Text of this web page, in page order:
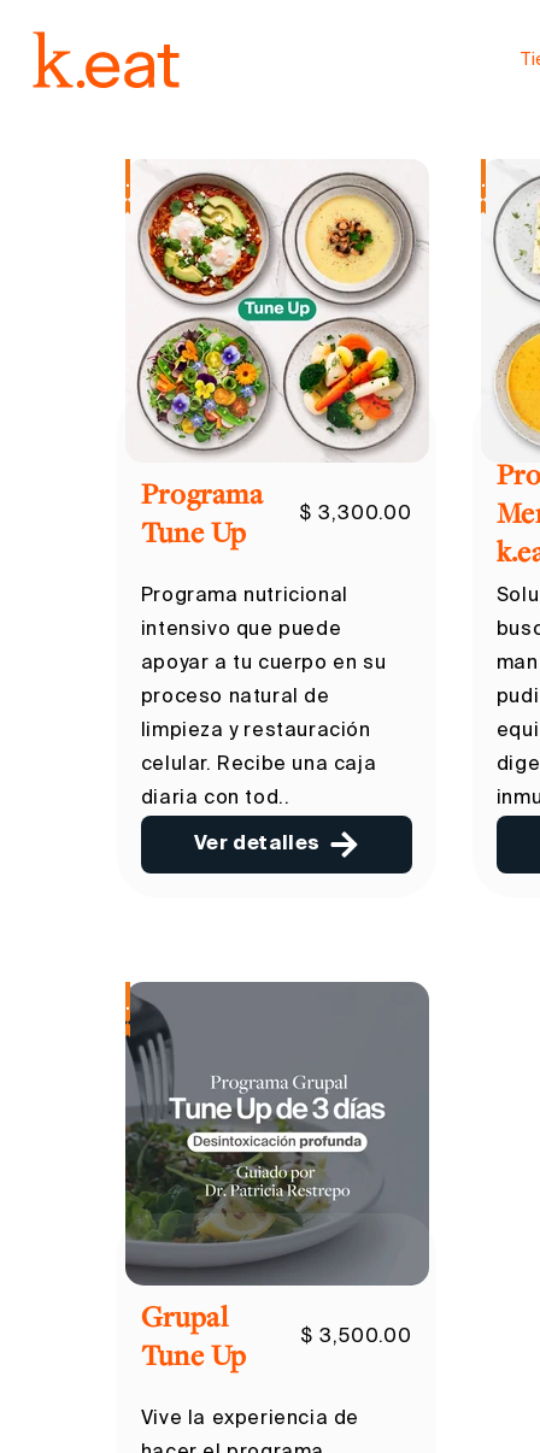
al contenido
.
Programa
Tune Up
$ 3,300.00
Programa nutricional
intensivo que puede
apoyar a tu cuerpo en su
proceso natural de
limpieza y restauración
celular. Recibe una caja
diaria con tod..
Ver detalles
.
.
Grupal
Tune Up
$ 3,500.00
Vive la experiencia de